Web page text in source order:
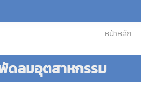
หน้าหลัก
ดลมอุตสาหกรรม